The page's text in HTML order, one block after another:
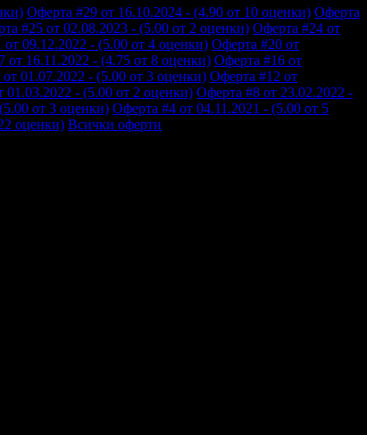
Оферта #29 от 16.10.2024 - (4.90 от 10 оценки) Оферта
#25 от 02.08.2023 - (5.00 от 2 оценки) Оферта #24 от
09.12.2022 - (5.00 от 4 оценки) Оферта #20 от
от 16.11.2022 - (4.75 от 8 оценки) Оферта #16 от
01.07.2022 - (5.00 от 3 оценки) Оферта #12 от
01.03.2022 - (5.00 от 2 оценки) Оферта #8 от 23.02.2022 -
от 3 оценки) Оферта #4 от 04.11.2021 - (5.00 от 5
оценки) Всички оферти